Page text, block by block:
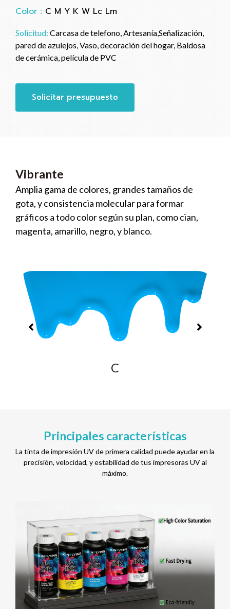
Color： C M Y K W Lc Lm
Solicitud: Carcasa de telefono, Artesanía,Señalización,
pared de azulejos, Vaso, decoración del hogar, Baldosa
de cerámica, película de PVC
Solicitar presupuesto
Vibrante
Amplia gama de colores, grandes tamaños de
gota, y consistencia molecular para formar
gráficos a todo color según su plan, como cian,
magenta, amarillo, negro, y blanco.
C
Principales características
La tinta de impresión UV de primera calidad puede ayudar en la
precisión, velocidad, y estabilidad de tus impresoras UV al
máximo.